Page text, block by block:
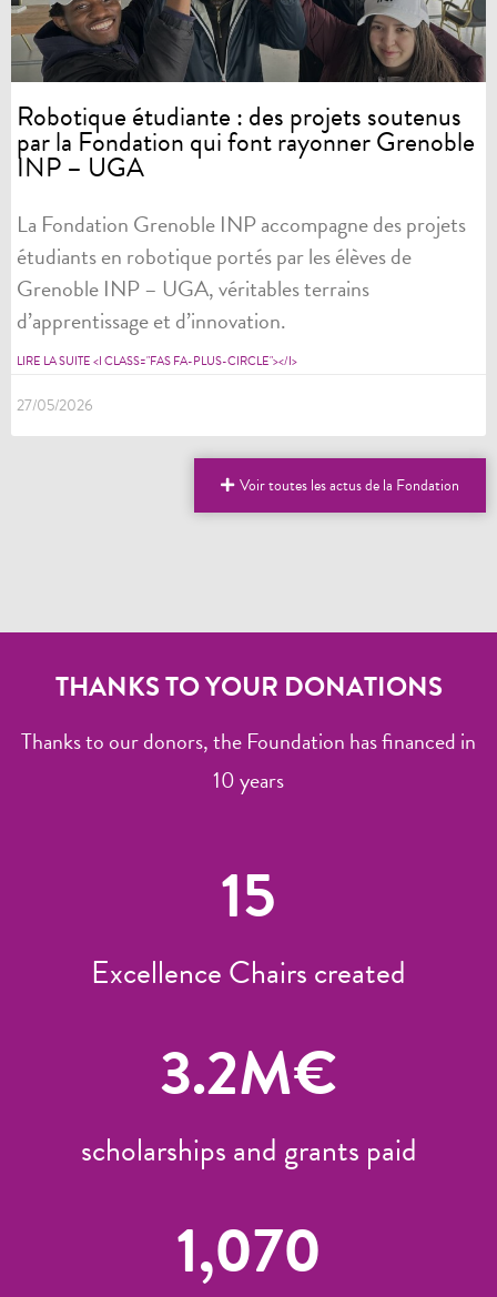
Robotique étudiante : des projets soutenus
par la Fondation qui font rayonner Grenoble
INP – UGA
La Fondation Grenoble INP accompagne des projets
étudiants en robotique portés par les élèves de
Grenoble INP – UGA, véritables terrains
d’apprentissage et d’innovation.
LIRE LA SUITE <I CLASS="FAS FA-PLUS-CIRCLE"></I>
27/05/2026
Voir toutes les actus de la Fondation
THANKS TO YOUR DONATIONS
Thanks to our donors, the Foundation has financed in
10 years
15
Excellence Chairs created
3.2M€
scholarships and grants paid
1,070